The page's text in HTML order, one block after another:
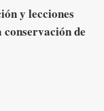
y lecciones
de